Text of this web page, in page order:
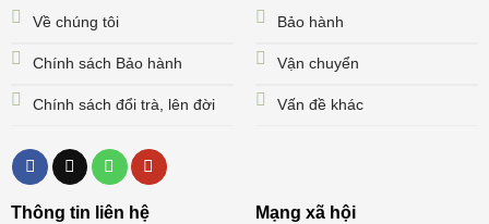
Về chúng tôi
Chính sách Bảo hành
Chính sách đổi trà, lên đời
Bảo hành
Vận chuyển
Vấn đề khác
Thông tin liên hệ Mạng xã hội